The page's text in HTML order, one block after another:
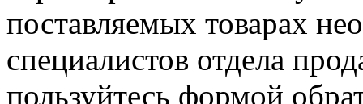
поставляемых товарах
специалистов отдела
пользуйтесь формой